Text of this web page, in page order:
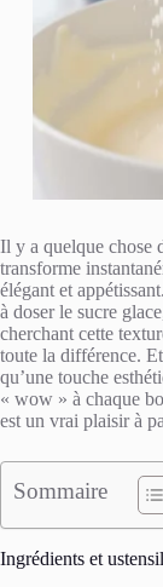
Il y a quelque chose
transforme
élégant et
à doser le sucre
cherchant cette
toute la différence.
qu’une touche
« wow » à chaque
est un vrai plaisir à
Sommaire
Ingrédients et